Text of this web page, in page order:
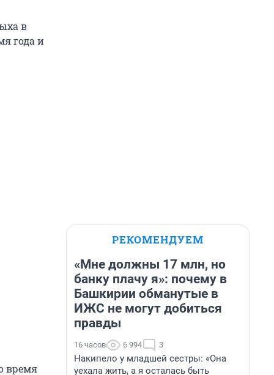
в
года и
время
РЕКОМЕНДУЕМ
«Мне должны 17 млн, но
банку плачу я»: почему в
Башкирии обманутые в
ИЖС не могут добиться
правды
16 часов 6 994 3
Накипело у младшей сестры: «Она
уехала жить, а я осталась быть